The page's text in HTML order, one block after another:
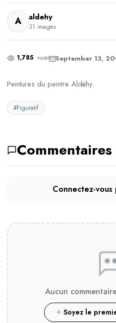
A aldehy
31 images
1,785 vues September 13,
Peintures du peintre Aldéhy.
#Figuratif
Commentaires
Connectez-vous
Aucun
Soyez le